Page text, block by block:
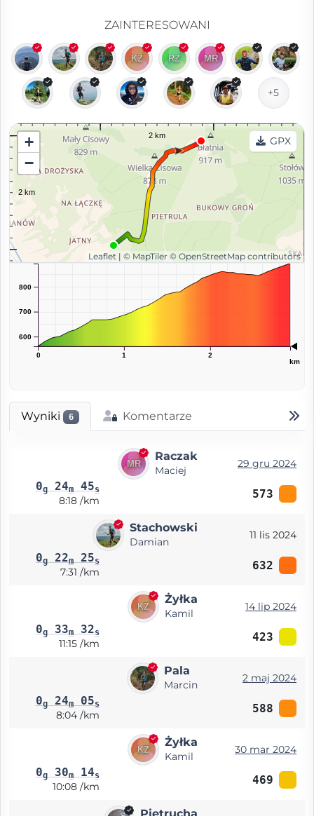
ZAINTERESOWANI
+5
+
−
GPX
Leaflet | © MapTiler © OpenStreetMap contributors
0 1 2
km
600
700
800
Wyniki 6 Komentarze
Raczak
Maciej
29 gru 2024
0g24m45s
8:18 /km
573
Stachowski
Damian
11 lis 2024
0g22m25s
7:31 /km
632
Żyłka
Kamil
14 lip 2024
0g33m32s
11:15 /km
423
Pala
Marcin
2 maj 2024
0g24m05s
8:04 /km
588
Żyłka
Kamil
30 mar 2024
0g30m14s
10:08 /km
469
Pietrucha